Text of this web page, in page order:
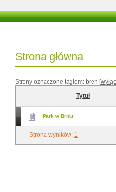
Strona główna
Strony oznaczone tagiem: breń
Tytuł
Park w Brniu
Strona wyników: 1